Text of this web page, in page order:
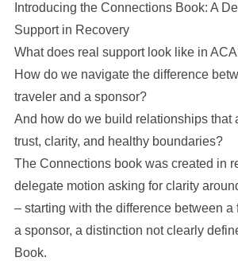
Introducing the Connections Book: A
Support in Recovery
What does real support look like in
How do we navigate the difference
traveler and a sponsor?
And how do we build relationships that
trust, clarity, and healthy boundaries?
The Connections book was created in
delegate motion asking for clarity
– starting with the difference between a
a sponsor, a distinction not clearly
Book.